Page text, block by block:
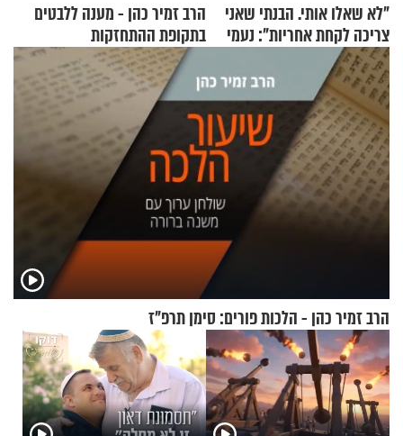
"לא שאלו אותי. הבנתי שאני
צריכה לקחת אחריות": נעמי
בנט בריאיון אישי
הרב זמיר כהן - מענה ללבטים
בתקופת ההתחזקות
הרב זמיר כהן - הלכות פורים: סימן תרפ"ז